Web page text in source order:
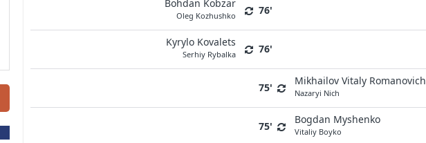
Bohdan Kobzar
Oleg Kozhushko 76'
Kyrylo Kovalets
Serhiy Rybalka 76'
75'
Mikhailov Vitaly Romanovich
Nazaryi Nich
75'
Bogdan Myshenko
Vitaliy Boyko